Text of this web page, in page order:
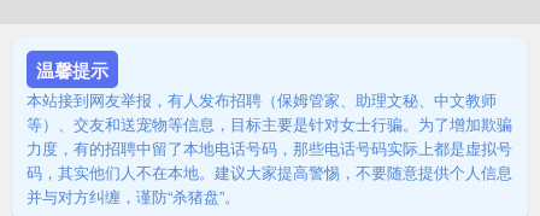
温馨提示
本站接到网友举报，有人发布招聘（保姆管家、助理文秘、中文教师
等）、交友和送宠物等信息，目标主要是针对女士行骗。为了增加欺骗
力度，有的招聘中留了本地电话号码，那些电话号码实际上都是虚拟号
码，其实他们人不在本地。建议大家提高警惕，不要随意提供个人信息
并与对方纠缠，谨防“杀猪盘”。